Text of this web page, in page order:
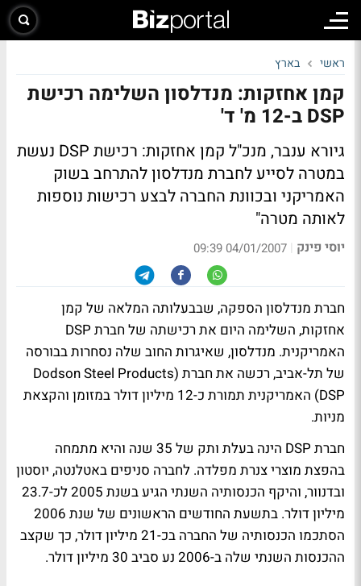
ראשי בארץ
קמן אחזקות: מנדלסון השלימה רכישת
DSP ב-12 מ' ד'
גיורא ענבר, מנכ"ל קמן אחזקות: רכישת DSP נעשת
במטרה לסייע לחברת מנדלסון להתרחב בשוק
האמריקני ובכוונת החברה לבצע רכישות נוספות
לאותה מטרה"
יוסי פינק |
04/01/2007 09:39
חברת מנדלסון הספקה, שבבעלותה המלאה של קמן
אחזקות, השלימה היום את רכישתה של חברת DSP
האמריקנית. מנדלסון, שאיגרות החוב שלה נסחרות בבורסה
של תל-אביב, רכשה את חברת Dodson Steel Products)
DSP) האמריקנית תמורת כ-12 מיליון דולר במזומן והקצאת
מניות.
חברת DSP הינה בעלת ותק של 35 שנה והיא מתמחה
בהפצת מוצרי צנרת מפלדה. לחברה סניפים באטלנטה, יוסטון
ובדנוור, והיקף הכנסותיה השנתי הגיע בשנת 2005 לכ-23.7
מיליון דולר. בתשעת החודשים הראשונים של שנת 2006
הסתכמו הכנסותיה של החברה בכ-21 מיליון דולר, כך שקצב
ההכנסות השנתי שלה ב-2006 נע סביב 30 מיליון דולר.